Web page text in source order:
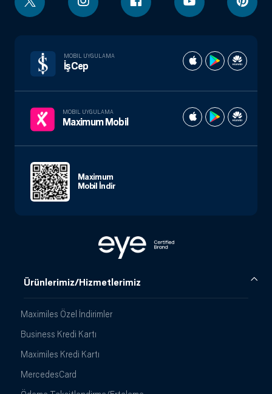
Ürünlerimiz/Hizmetlerimiz
Maximiles Özel İndirimler
Business Kredi Kartı
Maximiles Kredi Kartı
MercedesCard
MOBIL UYGULAMA
İşCep
MOBIL UYGULAMA
Maximum Mobil
Maximum
Mobil İndir